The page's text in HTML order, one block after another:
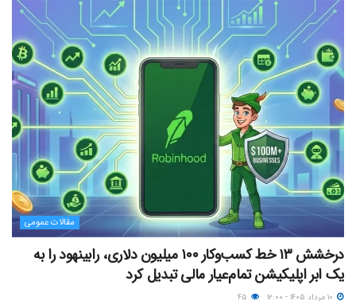
مقالات عمومی
درخشش ۱۳ خط کسب‌وکار ۱۰۰ میلیون دلاری، رابینهود را به
یک ابر اپلیکیشن تمام‌عیار مالی تبدیل کرد